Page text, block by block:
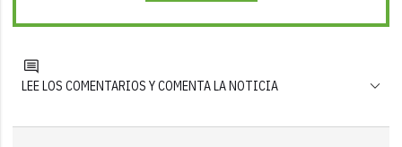
LEE LOS COMENTARIOS Y COMENTA LA NOTICIA